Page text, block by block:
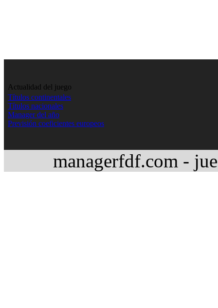
Actualidad del juego
Títulos continentales
Títulos nacionales
Manager del año
Previsión coeficientes europeos
managerfdf.com -